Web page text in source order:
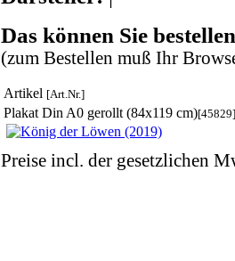
Das können Sie
(zum Bestellen muß Ihr
Artikel [Art.Nr.]
Plakat Din A0 gerollt (84x119 cm)[45829]
Preise incl. der gesetzlichen